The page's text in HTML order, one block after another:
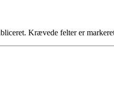
Krævede felter er